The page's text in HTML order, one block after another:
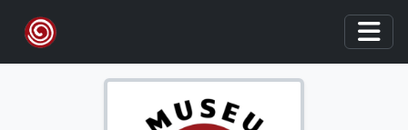
Skip to main content